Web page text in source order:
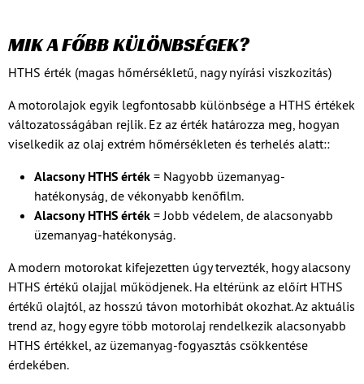
MIK A FŐBB KÜLÖNBSÉGEK?
HTHS érték (magas hőmérsékletű, nagy nyírási viszkozitás)
A motorolajok egyik legfontosabb különbsége a HTHS értékek
változatosságában rejlik. Ez az érték határozza meg, hogyan
viselkedik az olaj extrém hőmérsékleten és terhelés alatt::
Alacsony HTHS érték = Nagyobb üzemanyag-
hatékonyság, de vékonyabb kenőfilm.
Alacsony HTHS érték = Jobb védelem, de alacsonyabb
üzemanyag-hatékonyság.
A modern motorokat kifejezetten úgy tervezték, hogy alacsony
HTHS értékű olajjal működjenek. Ha eltérünk az előírt HTHS
értékű olajtól, az hosszú távon motorhibát okozhat. Az aktuális
trend az, hogy egyre több motorolaj rendelkezik alacsonyabb
HTHS értékkel, az üzemanyag-fogyasztás csökkentése
érdekében.